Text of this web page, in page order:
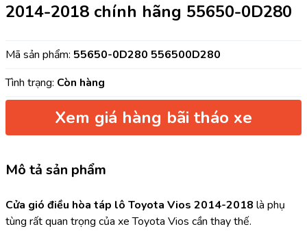
2014-2018 chính hãng 55650-0D280
Mã sản phẩm: 55650-0D280 556500D280
Tình trạng: Còn hàng
Xem giá hàng bãi tháo xe
Mô tả sản phẩm
Cửa gió điều hòa táp lô Toyota Vios 2014-2018 là phụ
tùng rất quan trọng của xe Toyota Vios cần thay thế.